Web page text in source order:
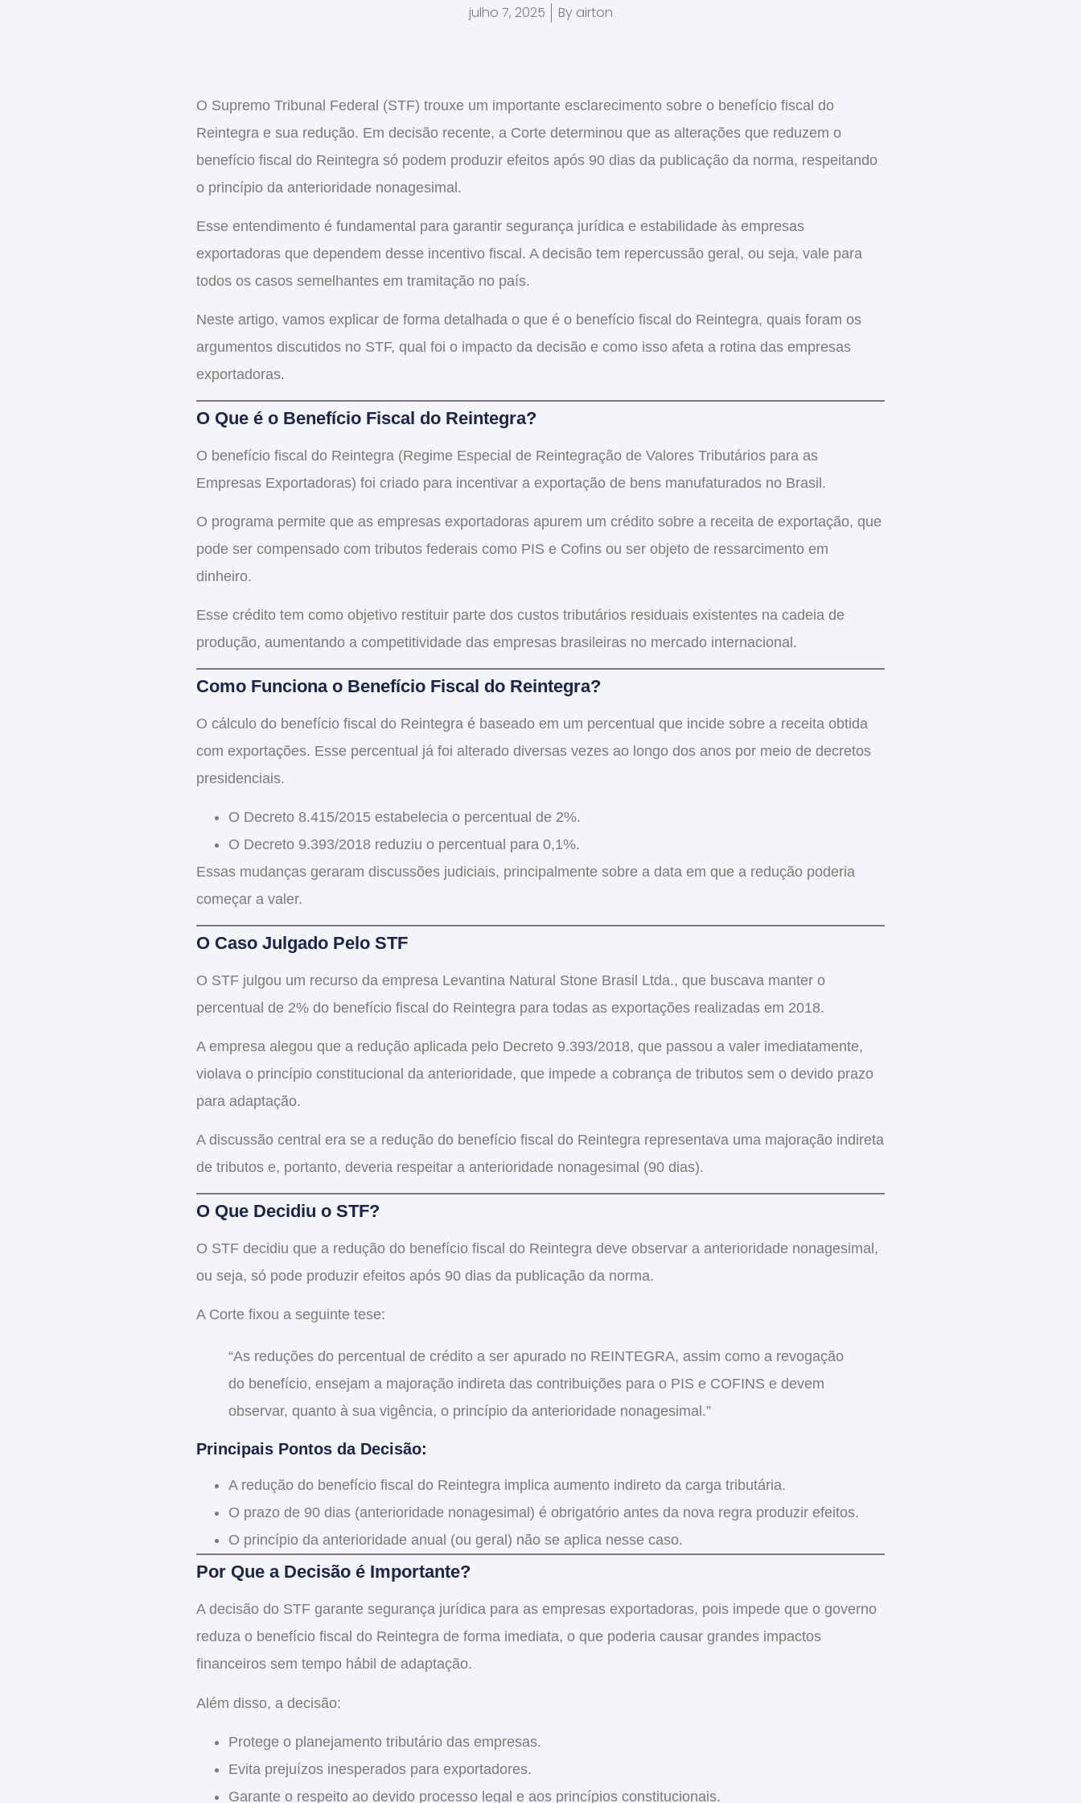
julho 7, 2025
Byairton
O Supremo Tribunal Federal (STF) trouxe um importante esclarecimento sobre o benefício fiscal do
Reintegra e sua redução. Em decisão recente, a Corte determinou que as alterações que reduzem o
benefício fiscal do Reintegra só podem produzir efeitos após 90 dias da publicação da norma, respeitando
o princípio da anterioridade nonagesimal.
Esse entendimento é fundamental para garantir segurança jurídica e estabilidade às empresas
exportadoras que dependem desse incentivo fiscal. A decisão tem repercussão geral, ou seja, vale para
todos os casos semelhantes em tramitação no país.
Neste artigo, vamos explicar de forma detalhada o que é o benefício fiscal do Reintegra, quais foram os
argumentos discutidos no STF, qual foi o impacto da decisão e como isso afeta a rotina das empresas
exportadoras.
O Que é o Benefício Fiscal do Reintegra?
O benefício fiscal do Reintegra (Regime Especial de Reintegração de Valores Tributários para as
Empresas Exportadoras) foi criado para incentivar a exportação de bens manufaturados no Brasil.
O programa permite que as empresas exportadoras apurem um crédito sobre a receita de exportação, que
pode ser compensado com tributos federais como PIS e Cofins ou ser objeto de ressarcimento em
dinheiro.
Esse crédito tem como objetivo restituir parte dos custos tributários residuais existentes na cadeia de
produção, aumentando a competitividade das empresas brasileiras no mercado internacional.
Como Funciona o Benefício Fiscal do Reintegra?
O cálculo do benefício fiscal do Reintegra é baseado em um percentual que incide sobre a receita obtida
com exportações. Esse percentual já foi alterado diversas vezes ao longo dos anos por meio de decretos
presidenciais.
O Decreto 8.415/2015 estabelecia o percentual de 2%.
O Decreto 9.393/2018 reduziu o percentual para 0,1%.
Essas mudanças geraram discussões judiciais, principalmente sobre a data em que a redução poderia
começar a valer.
O Caso Julgado Pelo STF
O STF julgou um recurso da empresa Levantina Natural Stone Brasil Ltda., que buscava manter o
percentual de 2% do benefício fiscal do Reintegra para todas as exportações realizadas em 2018.
A empresa alegou que a redução aplicada pelo Decreto 9.393/2018, que passou a valer imediatamente,
violava o princípio constitucional da anterioridade, que impede a cobrança de tributos sem o devido prazo
para adaptação.
A discussão central era se a redução do benefício fiscal do Reintegra representava uma majoração indireta
de tributos e, portanto, deveria respeitar a anterioridade nonagesimal (90 dias).
O Que Decidiu o STF?
O STF decidiu que a redução do benefício fiscal do Reintegra deve observar a anterioridade nonagesimal,
ou seja, só pode produzir efeitos após 90 dias da publicação da norma.
A Corte fixou a seguinte tese:
“As reduções do percentual de crédito a ser apurado no REINTEGRA, assim como a revogação
do benefício, ensejam a majoração indireta das contribuições para o PIS e COFINS e devem
observar, quanto à sua vigência, o princípio da anterioridade nonagesimal.”
Principais Pontos da Decisão:
A redução do benefício fiscal do Reintegra implica aumento indireto da carga tributária.
O prazo de 90 dias (anterioridade nonagesimal) é obrigatório antes da nova regra produzir efeitos.
O princípio da anterioridade anual (ou geral) não se aplica nesse caso.
Por Que a Decisão é Importante?
A decisão do STF garante segurança jurídica para as empresas exportadoras, pois impede que o governo
reduza o benefício fiscal do Reintegra de forma imediata, o que poderia causar grandes impactos
financeiros sem tempo hábil de adaptação.
Além disso, a decisão:
Protege o planejamento tributário das empresas.
Evita prejuízos inesperados para exportadores.
Garante o respeito ao devido processo legal e aos princípios constitucionais.